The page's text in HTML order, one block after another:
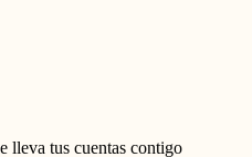
lleva tus cuentas contigo